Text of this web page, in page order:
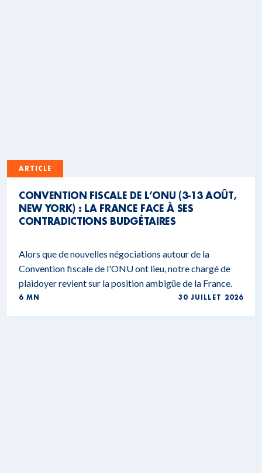
ARTICLE
CONVENTION FISCALE DE L’ONU (3-13 AOÛT,
NEW YORK) : LA FRANCE FACE À SES
CONTRADICTIONS BUDGÉTAIRES
Alors que de nouvelles négociations autour de la
Convention fiscale de l'ONU ont lieu, notre chargé de
plaidoyer revient sur la position ambigüe de la France.
6 MN 30 JUILLET 2026